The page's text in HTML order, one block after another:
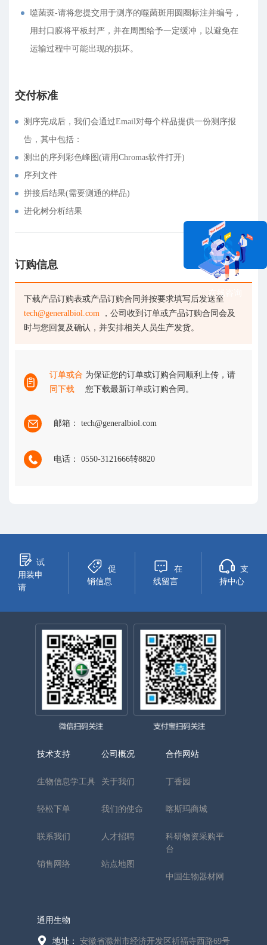
噬菌斑-请将您提交用于测序的噬菌斑用圆圈标注并编号，
用封口膜将平板封严，并在周围给予一定缓冲，以避免在
运输过程中可能出现的损坏。
交付标准
测序完成后，我们会通过Email对每个样品提供一份测序报
告，其中包括：
测出的序列彩色峰图(请用Chromas软件打开)
序列文件
拼接后结果(需要测通的样品)
进化树分析结果
订购信息
下载产品订购表或产品订购合同并按要求填写后发送至
tech@generalbiol.com ，公司收到订单或产品订购合同会及
时与您回复及确认，并安排相关人员生产发货。
订单或合
同下载
为保证您的订单或订购合同顺利上传，请
您下载最新订单或订购合同。
邮箱： tech@generalbiol.com
电话： 0550-3121666转8820
试
用装申
请
促
销信息
在
线留言
支
持中心
技术支持
生物信息学工具
轻松下单
联系我们
销售网络
公司概况
关于我们
我们的使命
人才招聘
站点地图
合作网站
丁香园
喀斯玛商城
科研物资采购平
台
中国生物器材网
通用生物
地址： 安徽省滁州市经济开发区祈福寺西路69号